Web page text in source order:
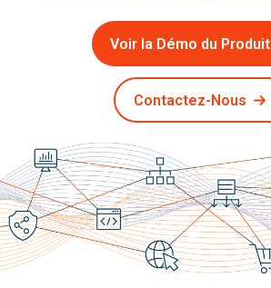
Voir la Démo du Produit
Contactez-Nous